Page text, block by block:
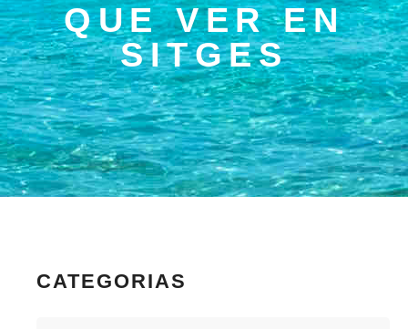
QUE VER EN
SITGES
CATEGORIAS